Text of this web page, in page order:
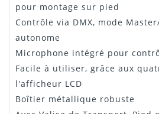
pour montage sur pied
Contrôle via DMX, mode
autonome
Microphone intégré pour
Facile à utiliser, grâce aux
l'afficheur LCD
Boîtier métallique robuste